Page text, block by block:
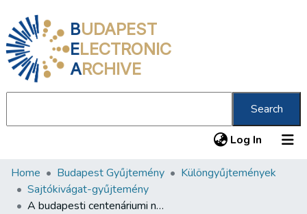
BUDAPEST
ELECTRONIC
ARCHIVE
Search
Log In (current)
Communities & Collections
All of DSpace
Home Budapest Gyűjtemény
Különgyűjtemények
Sajtókivágat-gyűjtemény
A budapesti centenáriumi napok